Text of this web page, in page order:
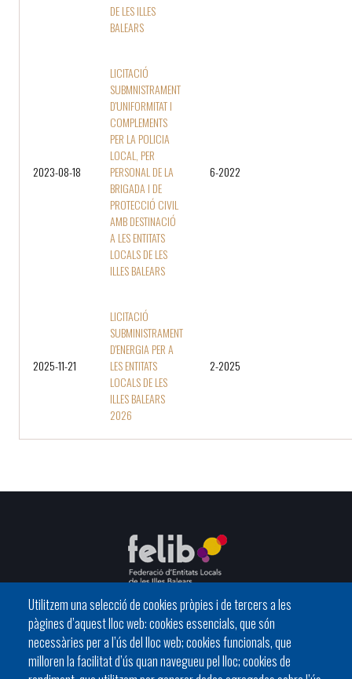
DE LES ILLES
BALEARS
2023-08-18
LICITACIÓ
SUBMNISTRAMENT
D'UNIFORMITAT I
COMPLEMENTS
PER LA POLICIA
LOCAL, PER
PERSONAL DE LA
BRIGADA I DE
PROTECCIÓ CIVIL
AMB DESTINACIÓ
A LES ENTITATS
LOCALS DE LES
ILLES BALEARS
6-2022
2025-11-21
LICITACIÓ
SUBMINISTRAMENT
D'ENERGIA PER A
LES ENTITATS
LOCALS DE LES
ILLES BALEARS
2026
2-2025
Utilitzem una selecció de cookies pròpies i de tercers a les
pàgines d’aquest lloc web: cookies essencials, que són
necessàries per a l’ús del lloc web; cookies funcionals, que
milloren la facilitat d’ús quan navegueu pel lloc; cookies de
C/ del General Riera, 111 07010 Palma
Phone
971 760911 - Fax 971 763102